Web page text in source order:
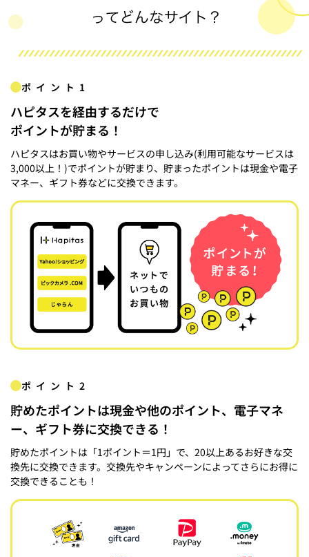
ポイント1
ハピタスを経由するだけで
ポイントが貯まる！
ハピタスはお買い物やサービスの申し込み(利用可能なサービスは
3,000以上！)でポイントが貯まり、貯まったポイントは現金や電子
マネー、ギフト券などに交換できます。
ポイント2
貯めたポイントは現金や他のポイント、電子マネ
ー、ギフト券に交換できる！
貯めたポイントは「1ポイント＝1円」で、20以上あるお好きな交
換先に交換できます。交換先やキャンペーンによってさらにお得に
交換できることも！